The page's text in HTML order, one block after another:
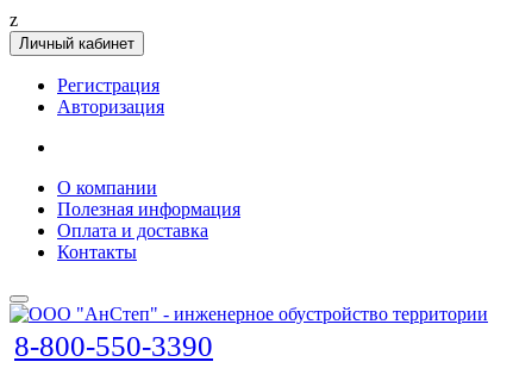
z
Личный кабинет
Регистрация
Авторизация
О компании
Полезная информация
Оплата и доставка
Контакты
8-800-550-3390